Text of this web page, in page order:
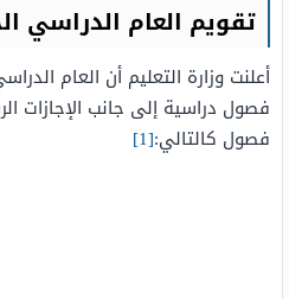
تقويم العام الدراسي
أعلنت وزارة التعليم أن العام
فصول دراسية إلى جانب الإجازات
فصول كالتالي:[1]